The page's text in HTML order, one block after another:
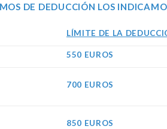
DE DEDUCCIÓN LOS
LÍMITE DE LA
550 EUROS
700 EUROS
850 EUROS